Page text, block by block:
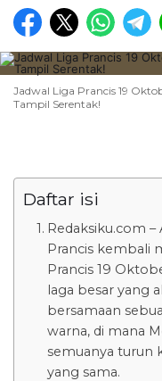
Jadwal Liga Prancis 19
Tampil Serentak!
Daftar isi
Redaksiku.com
Prancis kembali
Prancis 19
laga besar yang
bersamaan
warna, di mana
semuanya turun
yang sama.